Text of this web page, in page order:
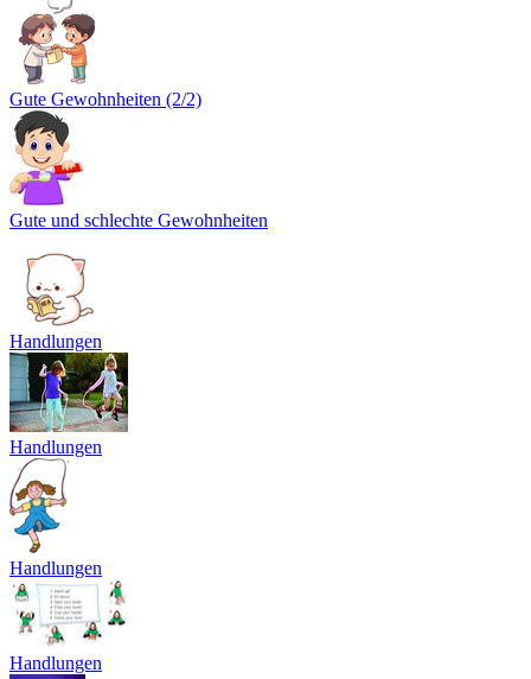
Gute Gewohnheiten (2/2)
Gute und schlechte Gewohnheiten
Handlungen
Handlungen
Handlungen
Handlungen